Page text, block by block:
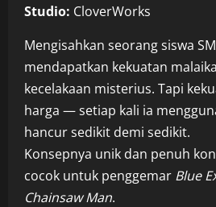
Studio: CloverWorks
Mengisahkan seorang siswa
mendapatkan kekuatan
kecelakaan misterius. Tapi
harga — setiap kali ia
hancur sedikit demi sedikit.
Konsepnya unik dan penuh
cocok untuk penggemar Blue
Chainsaw Man.